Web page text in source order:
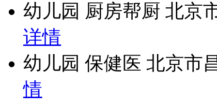
幼儿园 厨房帮厨 北京
详情
幼儿园 保健医 北京市
情